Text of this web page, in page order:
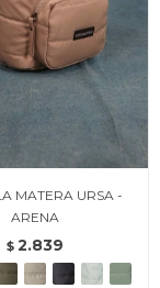
MATERA URSA -
ARENA
$ 2.839